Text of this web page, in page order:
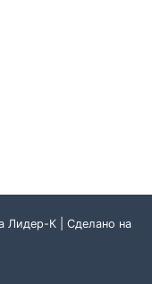
Лидер-К | Сделано на